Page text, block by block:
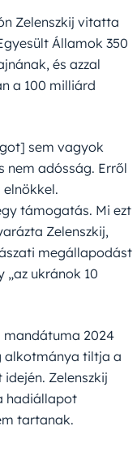
Zelenszkij vitatta
Államok 350
és azzal
a 100 milliárd
sem vagyok
nem adósság. Erről
támogatás. Mi ezt
Zelenszkij,
megállapodást
ukránok 10
mandátuma 2024
alkotmánya tiltja a
Zelenszkij
hadiállapot
tartanak.